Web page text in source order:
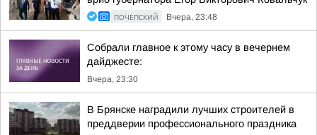
ПОЧЕПСКИЙ Вчера, 23:48
Собрали главное к этому часу в вечернем
дайджесте:
Вчера, 23:30
В Брянске наградили лучших строителей в
преддверии профессионального праздника